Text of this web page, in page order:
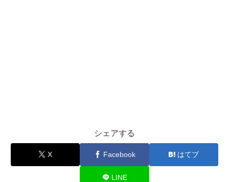
シェアする
X Facebook はてブ
LINE